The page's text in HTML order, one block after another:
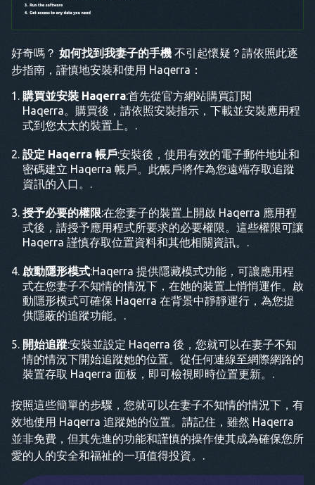
好奇嗎？ 如何找到我妻子的手機 不引起懷疑？請依照此逐
步指南，謹慎地安裝和使用 Haqerra：
購買並安裝 Haqerra:首先從官方網站購買訂閱
Haqerra。購買後，請依照安裝指示，下載並安裝應用程
式到您太太的裝置上。.
設定 Haqerra 帳戶:安裝後，使用有效的電子郵件地址和
密碼建立 Haqerra 帳戶。此帳戶將作為您遠端存取追蹤
資訊的入口。.
授予必要的權限:在您妻子的裝置上開啟 Haqerra 應用程
式後，請授予應用程式所要求的必要權限。這些權限可讓
Haqerra 謹慎存取位置資料和其他相關資訊。.
啟動隱形模式:Haqerra 提供隱藏模式功能，可讓應用程
式在您妻子不知情的情況下，在她的裝置上悄悄運作。啟
動隱形模式可確保 Haqerra 在背景中靜靜運行，為您提
供隱蔽的追蹤功能。.
開始追蹤:安裝並設定 Haqerra 後，您就可以在妻子不知
情的情況下開始追蹤她的位置。從任何連線至網際網路的
裝置存取 Haqerra 面板，即可檢視即時位置更新。.
按照這些簡單的步驟，您就可以在妻子不知情的情況下，有
效地使用 Haqerra 追蹤她的位置。請記住，雖然 Haqerra
並非免費，但其先進的功能和謹慎的操作使其成為確保您所
愛的人的安全和福祉的一項值得投資。.